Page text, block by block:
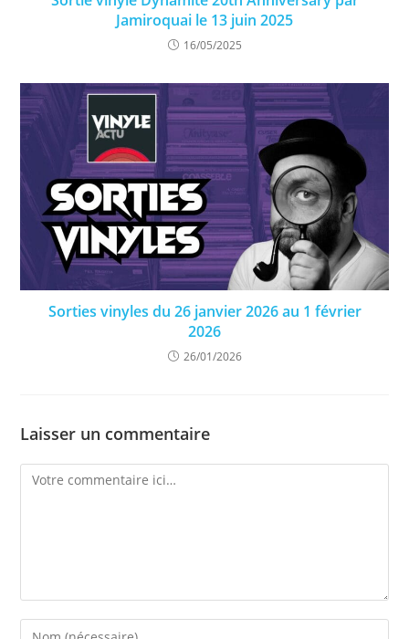
Jamiroquai le 13 juin 2025
16/05/2025
Sorties vinyles du 26 janvier 2026 au 1 février
2026
26/01/2026
Laisser un commentaire
Comment
Enter